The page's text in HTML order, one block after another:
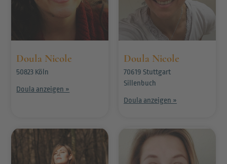
Doula Nicole
50823 Köln
Doula anzeigen »
Doula Nicole
70619 Stuttgart
Sillenbuch
Doula anzeigen »